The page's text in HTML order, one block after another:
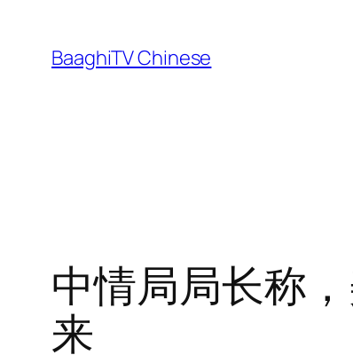
content
BaaghiTV Chinese
中情局局长称
来